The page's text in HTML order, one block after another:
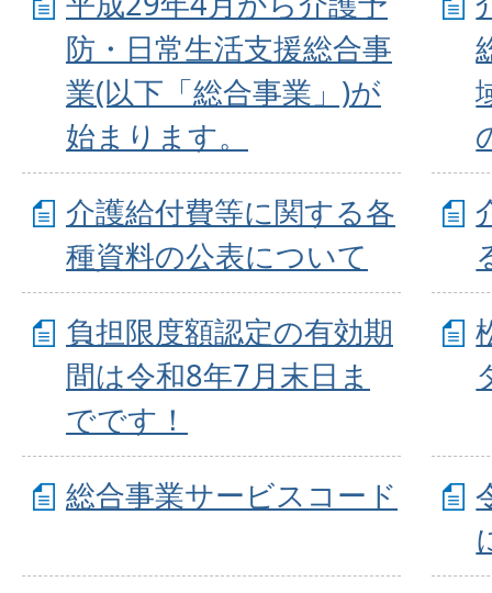
防・日常生活支援総合事
業(以下「総合事業」)が
始まります。
介護給付費等に関する各
種資料の公表について
負担限度額認定の有効期
間は令和8年7月末日ま
でです！
総合事業サービスコード